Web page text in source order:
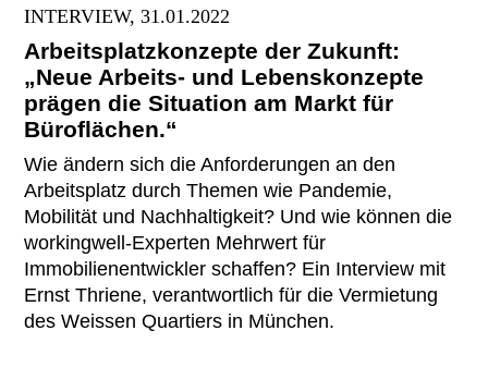
INTERVIEW, 31.01.2022
Arbeitsplatzkonzepte der Zukunft:
„Neue Arbeits- und Lebenskonzepte
prägen die Situation am Markt für
Büroflächen.“
Wie ändern sich die Anforderungen an den
Arbeitsplatz durch Themen wie Pandemie,
Mobilität und Nachhaltigkeit? Und wie können die
workingwell-Experten Mehrwert für
Immobilienentwickler schaffen? Ein Interview mit
Ernst Thriene, verantwortlich für die Vermietung
des Weissen Quartiers in München.